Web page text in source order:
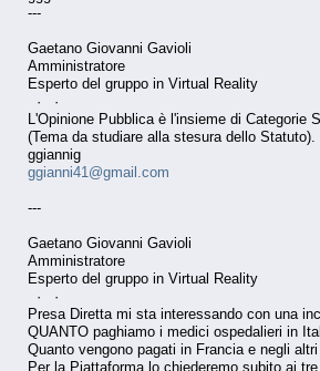
---
Gaetano Giovanni Gavioli
Amministratore
Esperto del gruppo in Virtual Reality
· ·
L'Opinione Pubblica è l'insieme di Categorie
(Tema da studiare alla stesura dello Statuto).
ggiannig
ggianni41@gmail.com
---
Gaetano Giovanni Gavioli
Amministratore
Esperto del gruppo in Virtual Reality
· ·
Presa Diretta mi sta interessando con una
QUANTO paghiamo i medici ospedalieri in
Quanto vengono pagati in Francia e negli
Per la Piattaforma lo chiederemo subito ai